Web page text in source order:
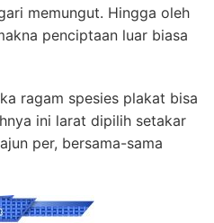
memungut. Hingga oleh
penciptaan luar biasa
ragam spesies plakat bisa
ini larat dipilih setakar
per, bersama-sama